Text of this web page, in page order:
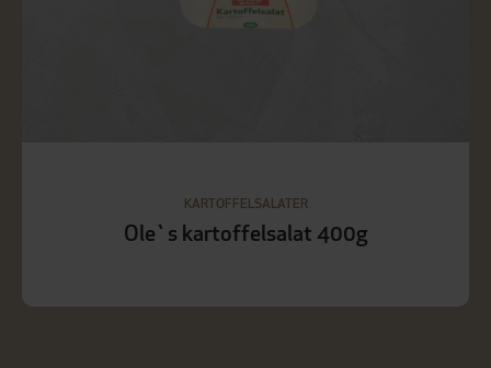
KARTOFFELSALATER
Ole`s kartoffelsalat 400g